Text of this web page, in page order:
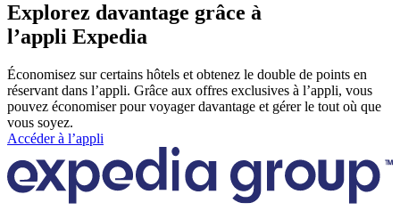
Explorez davantage grâce à
l’appli Expedia
Économisez sur certains hôtels et obtenez le double de points en
réservant dans l’appli. Grâce aux offres exclusives à l’appli, vous
pouvez économiser pour voyager davantage et gérer le tout où que
vous soyez.
Accéder à l’appli